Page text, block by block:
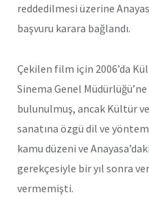
reddedilmesi üzerine
başvuru karara bağlandı.
Çekilen film için 2006’da
Sinema Genel
bulunulmuş, ancak Kültür
sanatına özgü dil ve
kamu düzeni ve
gerekçesiyle bir yıl sonra
vermemişti.